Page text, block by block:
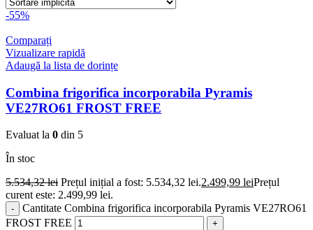
-55%
Comparați
Vizualizare rapidă
Adaugă la lista de dorințe
Combina frigorifica incorporabila Pyramis
VE27RO61 FROST FREE
Evaluat la 0 din 5
În stoc
5.534,32lei Prețul inițial a fost: 5.534,32 lei.2.499,99 leiPrețul
curent este: 2.499,99 lei.
Cantitate Combina frigorifica incorporabila Pyramis VE27RO61
FROST FREE